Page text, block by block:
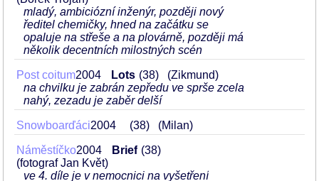
mladý, ambiciózní inženýr, později nový
ředitel chemičky, hned na začátku se
opaluje na střeše a na plovárně, později má
několik decentních milostných scén
Post coitum2004 Lots 38
(Zikmund)
na chvilku je zabrán zepředu ve sprše zcela
nahý, zezadu je zaběr delší
Snowboarďáci2004 38 (Milan)
Náměstíčko2004 Brief 38
(fotograf Jan Květ)
ve 4. díle je v nemocnici na vyšetření